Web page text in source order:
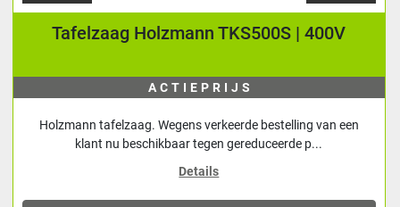
Tafelzaag Holzmann TKS500S | 400V
ACTIEPRIJS
Holzmann tafelzaag. Wegens verkeerde bestelling van een
klant nu beschikbaar tegen gereduceerde p...
Details